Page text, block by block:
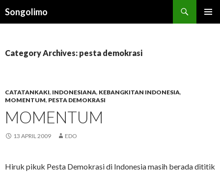
Songolimo
Category Archives: pesta demokrasi
CATATANKAKI, INDONESIANA, KEBANGKITAN INDONESIA,
MOMENTUM, PESTA DEMOKRASI
MOMENTUM
13 APRIL 2009 EDO
Hiruk pikuk Pesta Demokrasi di Indonesia masih berada dititik